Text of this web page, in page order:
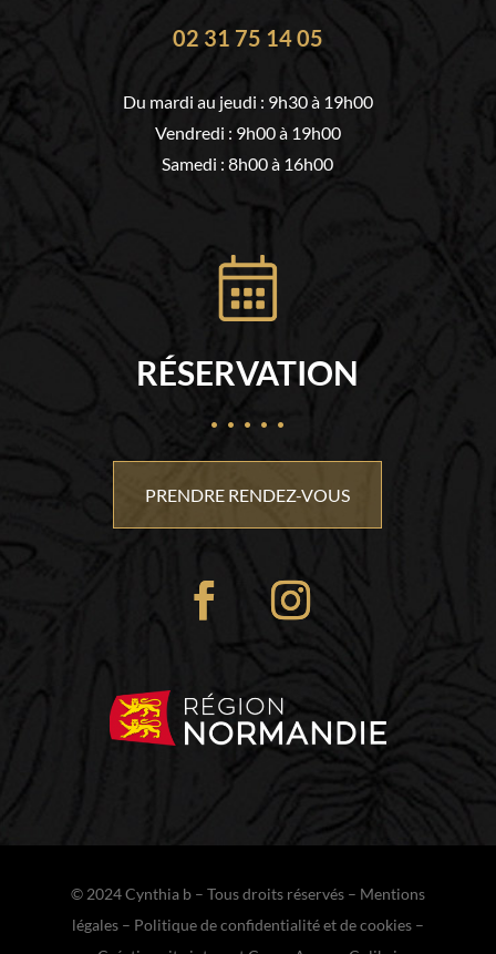
02 31 75 14 05
Du mardi au jeudi : 9h30 à 19h00
Vendredi : 9h00 à 19h00
Samedi : 8h00 à 16h00
RÉSERVATION
PRENDRE RENDEZ-VOUS
© 2024 Cynthia b – Tous droits réservés – Mentions
légales– Politique de confidentialité et de cookies–